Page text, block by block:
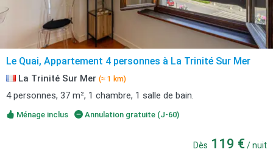
Le Quai, Appartement 4 personnes à La Trinité Sur Mer
La Trinité Sur Mer (≈ 1 km)
4 personnes, 37 m², 1 chambre, 1 salle de bain.
Ménage inclus Annulation gratuite (J-60)
Dès 119 € / nuit